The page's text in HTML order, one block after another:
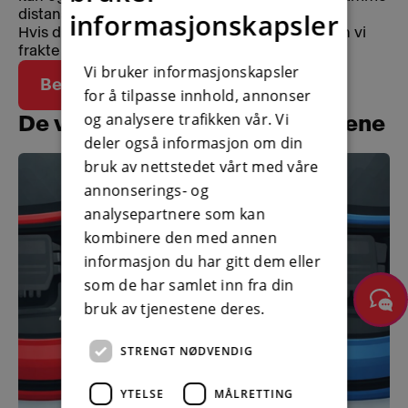
distanse.
Hvis du bor mer enn 100 km fra verkstedet, kan vi
frakte bilen hjem for deg, etter reparasjon.
Bestill veihjelp her
De vanligste assistanseårsakene
informasjonskapsler
Vi bruker informasjonskapsler
for å tilpasse innhold, annonser
og analysere trafikken vår. Vi
deler også informasjon om din
bruk av nettstedet vårt med våre
annonserings- og
analysepartnere som kan
kombinere den med annen
informasjon du har gitt dem eller
som de har samlet inn fra din
bruk av tjenestene deres.
STRENGT NØDVENDIG
YTELSE MÅLRETTING